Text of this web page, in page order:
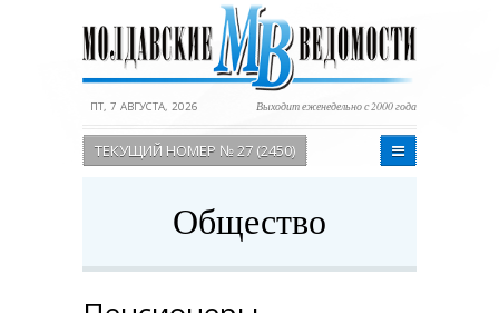
ПТ, 7 АВГУСТА, 2026 Выходит еженедельно с 2000 года
ТЕКУЩИЙ НОМЕР № 27 (2450)
Общество